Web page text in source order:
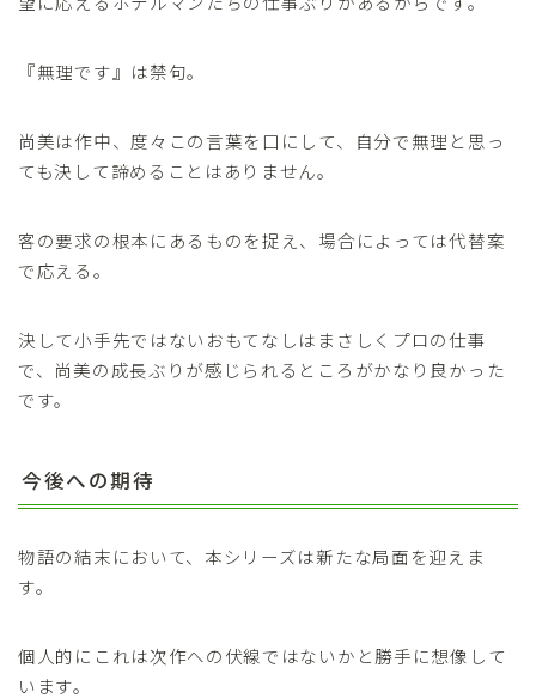
『無理です』は禁句。
尚美は作中、度々この言葉を口にして、自分で無理と思っ
ても決して諦めることはありません。
客の要求の根本にあるものを捉え、場合によっては代替案
で応える。
決して小手先ではないおもてなしはまさしくプロの仕事
で、尚美の成長ぶりが感じられるところがかなり良かった
です。
今後への期待
物語の結末において、本シリーズは新たな局面を迎えま
す。
個人的にこれは次作への伏線ではないかと勝手に想像して
います。